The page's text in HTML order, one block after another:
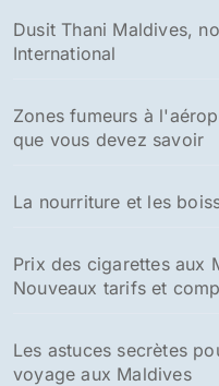
e
r
Dusit Thani Maldives,
International
Zones fumeurs à
que vous devez savoir
La nourriture et les
Prix des cigarettes aux
Nouveaux tarifs et
Les astuces secrètes
voyage aux Maldives